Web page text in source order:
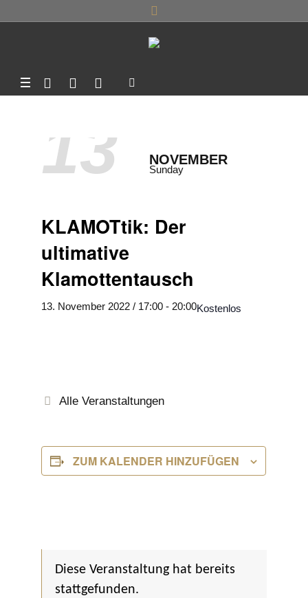
13 NOVEMBER
Sunday
KLAMOTtik: Der
ultimative
Klamottentausch
13. November 2022 / 17:00 - 20:00Kostenlos
Alle Veranstaltungen
ZUM KALENDER HINZUFÜGEN
Diese Veranstaltung hat bereits
stattgefunden.